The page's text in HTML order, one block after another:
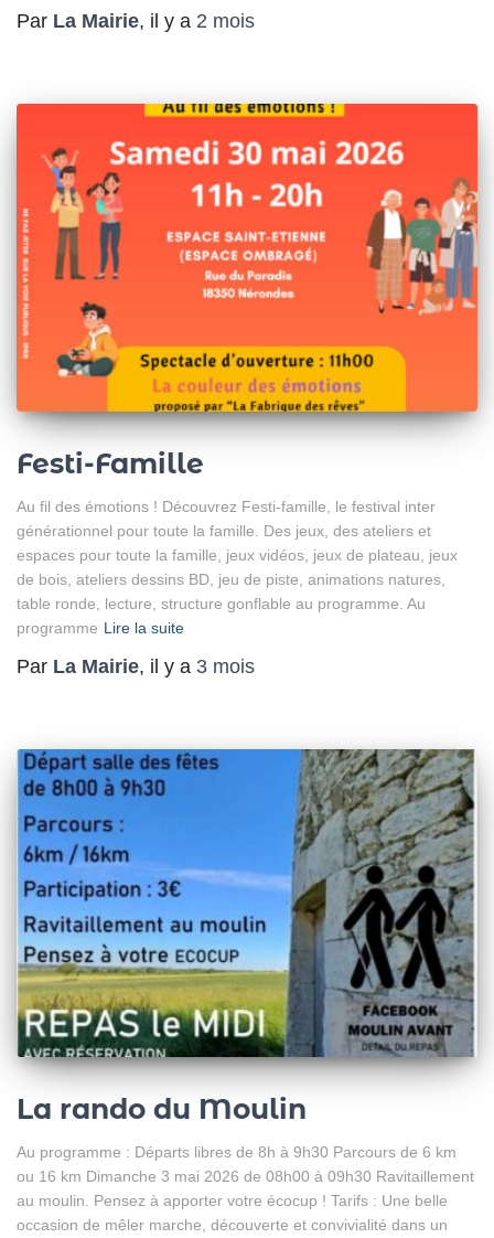
Par La Mairie, il y a 2 mois
Festi-Famille
Au fil des émotions ! Découvrez Festi-famille, le festival inter
générationnel pour toute la famille. Des jeux, des ateliers et
espaces pour toute la famille, jeux vidéos, jeux de plateau, jeux
de bois, ateliers dessins BD, jeu de piste, animations natures,
table ronde, lecture, structure gonflable au programme. Au
programme Lire la suite
Par La Mairie, il y a 3 mois
La rando du Moulin
Au programme : Départs libres de 8h à 9h30 Parcours de 6 km
ou 16 km Dimanche 3 mai 2026 de 08h00 à 09h30 Ravitaillement
au moulin. Pensez à apporter votre écocup ! Tarifs : Une belle
occasion de mêler marche, découverte et convivialité dans un